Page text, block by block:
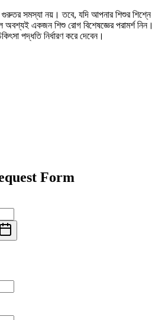
গুরুতর সমস্যা নয়। তবে, যদি আপনার শিশুর শিশ্নে
একজন শিশু রোগ বিশেষজ্ঞের পরামর্শ নিন।
পদ্ধতি নির্ধারণ করে দেবেন।
Form